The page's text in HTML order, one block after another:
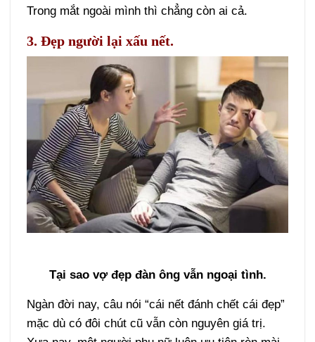
Trong mắt ngoài mình thì chẳng còn ai cả.
3. Đẹp người lại xấu nết.
Tại sao vợ đẹp đàn ông vẫn ngoại tình.
Ngàn đời nay, câu nói “cái nết đánh chết cái đẹp”
mặc dù có đôi chút cũ vẫn còn nguyên giá trị.